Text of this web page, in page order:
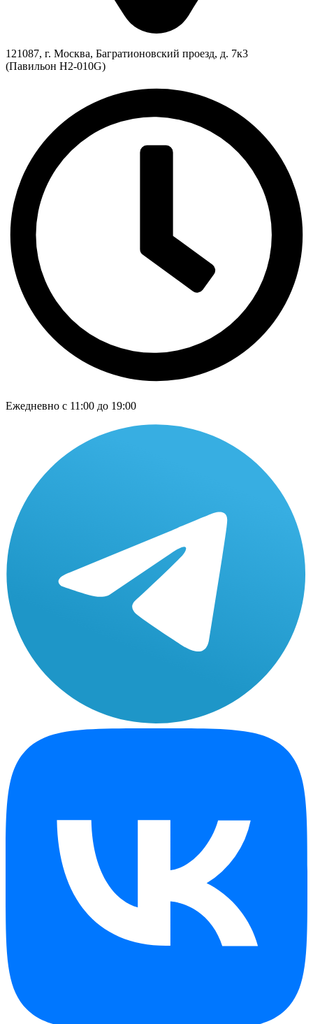
121087, г. Москва, Багратионовский проезд, д. 7к3
(Павильон H2-010G)
Ежедневно с 11:00 до 19:00